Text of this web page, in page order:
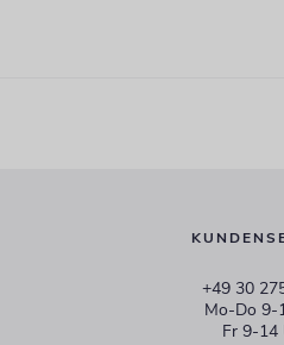
+49 30
Mo-Do 9-
Fr 9-14